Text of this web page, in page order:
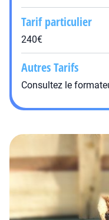
Tarif particulier
240€
Autres Tarifs
Consultez le